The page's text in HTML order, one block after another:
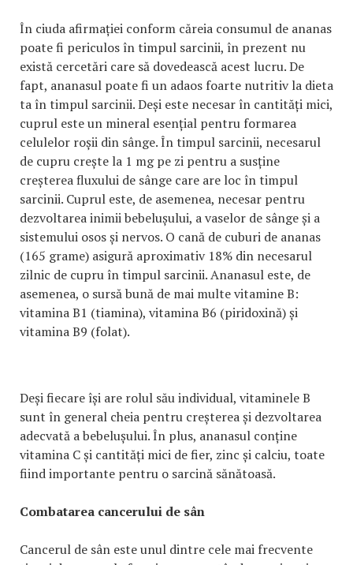
În ciuda afirmației conform căreia consumul de ananas
poate fi periculos în timpul sarcinii, în prezent nu
există cercetări care să dovedească acest lucru. De
fapt, ananasul poate fi un adaos foarte nutritiv la dieta
ta în timpul sarcinii. Deși este necesar în cantități mici,
cuprul este un mineral esențial pentru formarea
celulelor roșii din sânge. În timpul sarcinii, necesarul
de cupru crește la 1 mg pe zi pentru a susține
creșterea fluxului de sânge care are loc în timpul
sarcinii. Cuprul este, de asemenea, necesar pentru
dezvoltarea inimii bebelușului, a vaselor de sânge și a
sistemului osos și nervos. O cană de cuburi de ananas
(165 grame) asigură aproximativ 18% din necesarul
zilnic de cupru în timpul sarcinii. Ananasul este, de
asemenea, o sursă bună de mai multe vitamine B:
vitamina B1 (tiamina), vitamina B6 (piridoxină) și
vitamina B9 (folat).
Deși fiecare își are rolul său individual, vitaminele B
sunt în general cheia pentru creșterea și dezvoltarea
adecvată a bebelușului. În plus, ananasul conține
vitamina C și cantități mici de fier, zinc și calciu, toate
fiind importante pentru o sarcină sănătoasă.
Combatarea cancerului de sân
Cancerul de sân este unul dintre cele mai frecvente